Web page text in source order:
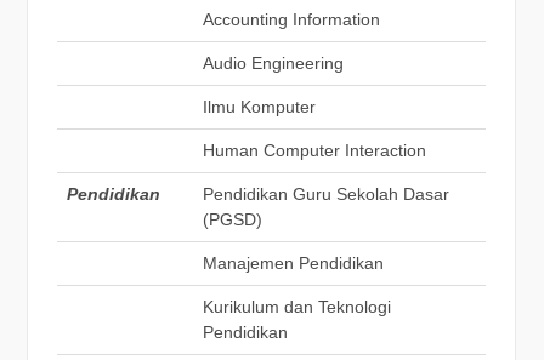
Accounting Information
Audio Engineering
Ilmu Komputer
Human Computer Interaction
Pendidikan
Pendidikan Guru Sekolah Dasar
(PGSD)
Manajemen Pendidikan
Kurikulum dan Teknologi
Pendidikan